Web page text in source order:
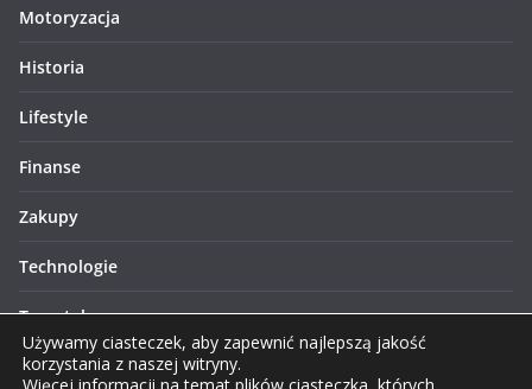
Motoryzacja
Historia
Lifestyle
Finanse
Zakupy
Technologie
Turystyka
Używamy ciasteczek, aby zapewnić najlepszą jakość
korzystania z naszej witryny.